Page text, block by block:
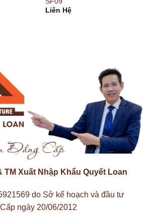
Liên Hệ
TM Xuất Nhập Khẩu Quyết Loan
do Sở kế hoạch và đầu tư
ngày 20/06/2012